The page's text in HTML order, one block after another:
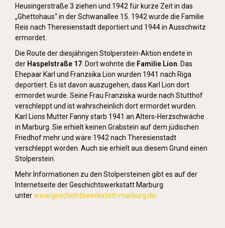
Heusingerstraße 3 ziehen und 1942 für kurze Zeit in das
„Ghettohaus“ in der Schwanallee 15. 1942 wurde die Familie
Reis nach Theresienstadt deportiert und 1944 in Ausschwitz
ermordet.
Die Route der diesjährigen Stolperstein-Aktion endete in
der Haspelstraße 17 . Dort wohnte die Familie Lion . Das
Ehepaar Karl und Franzsika Lion wurden 1941 nach Riga
deportiert. Es ist davon auszugehen, dass Karl Lion dort
ermordet wurde. Seine Frau Franziska wurde nach Stutthof
verschleppt und ist wahrscheinlich dort ermordet wurden.
Karl Lions Mutter Fanny starb 1941 an Alters-Herzschwäche
in Marburg. Sie erhielt keinen Grabstein auf dem jüdischen
Friedhof mehr und wäre 1942 nach Theresienstadt
verschleppt worden. Auch sie erhielt aus diesem Grund einen
Stolperstein.
Mehr Informationen zu den Stolpersteinen gibt es auf der
Internetseite der Geschichtswerkstatt Marburg
unterwww.geschichtswerkstatt-marburg.de